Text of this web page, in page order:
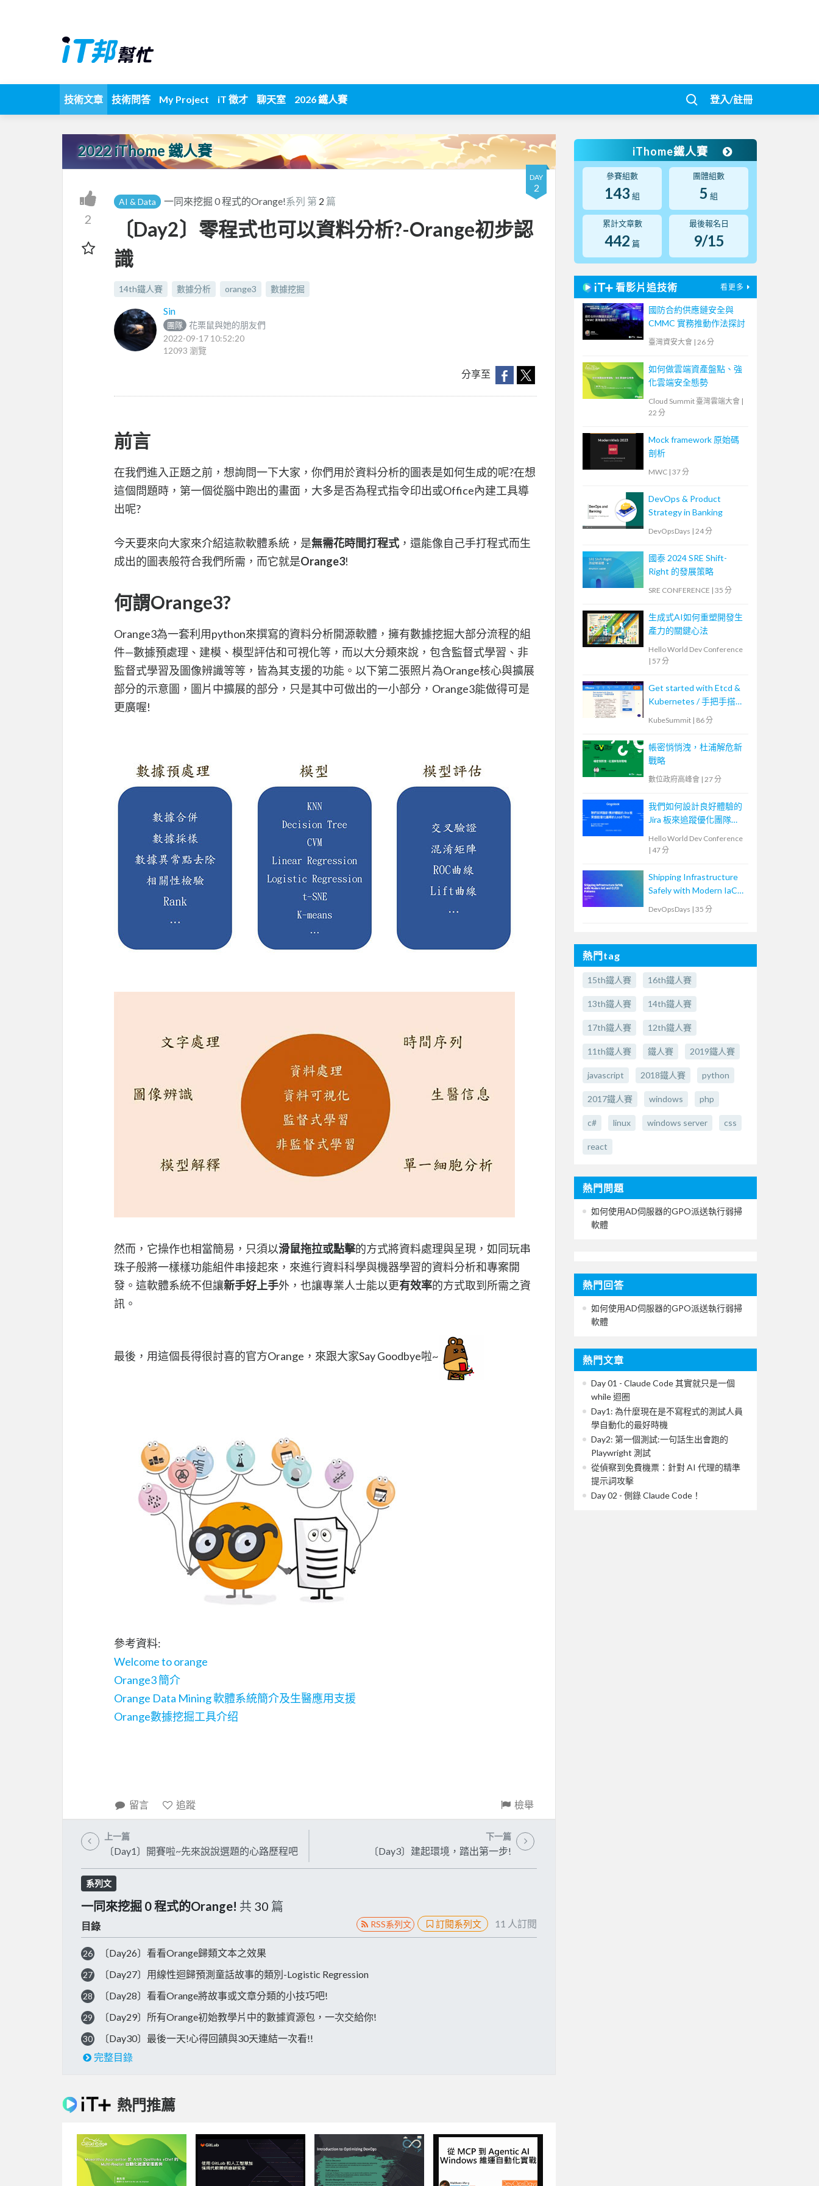
技術文章 技術問答 My Project iT 徵才 聊天室 2026 鐵人賽 登入/註冊
2022 iThome 鐵人賽
DAY
2
2
AI & Data 一同來挖掘 0 程式的Orange!系列 第 2 篇
〔Day2〕零程式也可以資料分析?-Orange初步認
識
14th鐵人賽 數據分析 orange3 數據挖掘
Sin
團隊
花栗鼠與她的朋友們
2022-09-17 10:52:20
12093 瀏覽
分享至
前言
在我們進入正題之前，想詢問一下大家，你們用於資料分析的圖表是如何生成的呢?在想
這個問題時，第一個從腦中跑出的畫面，大多是否為程式指令印出或Office內建工具導
出呢?
今天要來向大家來介紹這款軟體系統，是無需花時間打程式 ，還能像自己手打程式而生
成出的圖表般符合我們所需，而它就是Orange3!
何謂Orange3?
Orange3為一套利用python來撰寫的資料分析開源軟體，擁有數據挖掘大部分流程的組
件—數據預處理、建模、模型評估和可視化等，而以大分類來說，包含監督式學習、非
監督式學習及圖像辨識等等，皆為其支援的功能。以下第二張照片為Orange核心與擴展
部分的示意圖，圖片中擴展的部分，只是其中可做出的一小部分，Orange3能做得可是
更廣喔!
然而，它操作也相當簡易，只須以滑鼠拖拉或點擊的方式將資料處理與呈現，如同玩串
珠子般將一樣樣功能組件串接起來，來進行資料科學與機器學習的資料分析和專案開
發。這軟體系統不但讓新手好上手外，也讓專業人士能以更有效率的方式取到所需之資
訊。
最後，用這個長得很討喜的官方Orange，來跟大家Say Goodbye啦~
參考資料:
Welcome to orange
Orange3 簡介
Orange Data Mining 軟體系統簡介及生醫應用支援
Orange數據挖掘工具介绍
留言 追蹤 檢舉
上一篇
〔Day1〕開賽啦~先來說說選題的心路歷程吧
下一篇
〔Day3〕建起環境，踏出第一步!
系列文
一同來挖掘 0 程式的Orange! 共 30 篇
目錄 RSS系列文 訂閱系列文 11 人訂閱
26 〔Day26〕看看Orange歸類文本之效果
27 〔Day27〕用線性迴歸預測童話故事的類別-Logistic Regression
28 〔Day28〕看看Orange將故事或文章分類的小技巧吧!
29 〔Day29〕所有Orange初始教學片中的數據資源包，一次交給你!
30
〔Day30〕最後一天!心得回饋與30天連結一次看!!
完整目錄
熱門推薦
iThome鐵人賽
參賽組數
143 組
團體組數
5 組
累計文章數
442 篇
最後報名日
9/15
看影片追技術 看更多
國防合約供應鏈安全與
CMMC 實務推動作法探討
臺灣資安大會 | 26 分
如何做雲端資產盤點、強
化雲端安全態勢
Cloud Summit 臺灣雲端大會 |
22 分
Mock framework 原始碼
剖析
MWC | 37 分
DevOps & Product
Strategy in Banking
DevOpsDays | 24 分
國泰 2024 SRE Shift-
Right 的發展策略
SRE CONFERENCE | 35 分
生成式AI如何重塑開發生
產力的關鍵心法
Hello World Dev Conference
| 57 分
Get started with Etcd &
Kubernetes / 手把手搭建
KubeSummit | 86 分
帳密悄悄洩，杜浦解危新
戰略
數位政府高峰會 | 27 分
我們如何設計良好體驗的
Jira 板來追蹤優化團隊
Hello World Dev Conference
| 47 分
Shipping Infrastructure
Safely with Modern IaC
and CI/CD Patterns
DevOpsDays | 35 分
熱門tag
15th鐵人賽 16th鐵人賽
13th鐵人賽 14th鐵人賽
17th鐵人賽 12th鐵人賽
11th鐵人賽 鐵人賽 2019鐵人賽
javascript 2018鐵人賽 python
2017鐵人賽 windows php
c# linux windows server css
react
熱門問題
如何使用AD伺服器的GPO派送執行弱掃
軟體
熱門回答
如何使用AD伺服器的GPO派送執行弱掃
軟體
熱門文章
Day 01 - Claude Code 其實就只是一個
while 迴圈
Day1: 為什麼現在是不寫程式的測試人員
學自動化的最好時機
Day2: 第一個測試:一句話生出會跑的
Playwright 測試
從偵察到免費機票：針對 AI 代理的精準
提示詞攻擊
Day 02 - 側錄 Claude Code！